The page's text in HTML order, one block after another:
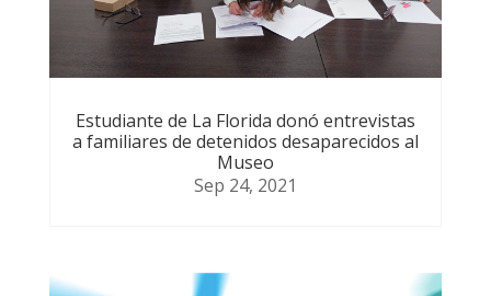
Estudiante de La Florida donó entrevistas
a familiares de detenidos desaparecidos al
Museo
Sep 24, 2021